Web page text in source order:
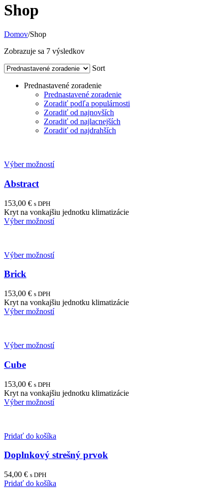
Shop
Domov/Shop
Zobrazuje sa 7 výsledkov
Sort
Prednastavené zoradenie
Prednastavené zoradenie
Zoradiť podľa populárnosti
Zoradiť od najnovších
Zoradiť od najlacnejších
Zoradiť od najdrahších
Výber možností
Abstract
153,00 € s DPH
Kryt na vonkajšiu jednotku klimatizácie
Výber možností
Výber možností
Brick
153,00 € s DPH
Kryt na vonkajšiu jednotku klimatizácie
Výber možností
Výber možností
Cube
153,00 € s DPH
Kryt na vonkajšiu jednotku klimatizácie
Výber možností
Pridať do košíka
Doplnkový strešný prvok
54,00 € s DPH
Pridať do košíka